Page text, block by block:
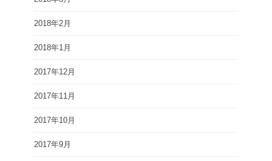
2018年2月
2018年1月
2017年12月
2017年11月
2017年10月
2017年9月